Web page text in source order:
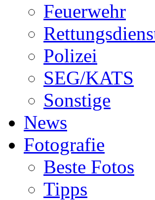
Feuerwehr
Polizei
SEG/KATS
Sonstige
News
Fotografie
Beste Fotos
Tipps